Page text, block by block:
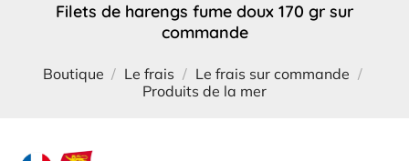
filets de harengs fume doux 170 gr sur
commande
Boutique / Le frais / Le frais sur commande /
Produits de la mer